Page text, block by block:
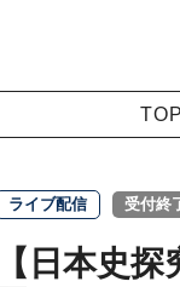
TOP
ライブ配信 受付終
【日本史